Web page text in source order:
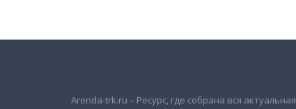
Arenda-trk.ru – Ресурс, где собрана вся актуальная